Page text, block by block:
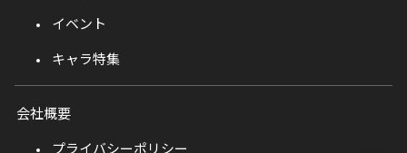
イベント
キャラ特集
会社概要
プライバシーポリシー